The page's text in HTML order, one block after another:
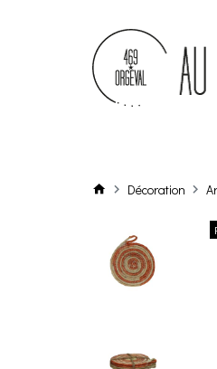
Décoration